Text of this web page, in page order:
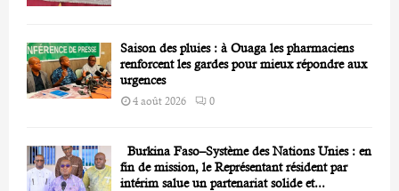
Saison des pluies : à Ouaga les pharmaciens
renforcent les gardes pour mieux répondre aux
urgences
4 août 2026 0
Burkina Faso–Système des Nations Unies : en
fin de mission, le Représentant résident par
intérim salue un partenariat solide et...